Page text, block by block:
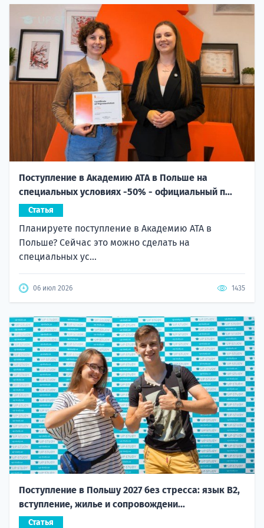
Поступление в Академию ATA в Польше на
специальных условиях -50% - официальный п...
Статья
Планируете поступление в Академию ATA в
Польше? Сейчас это можно сделать на
специальных ус...
06 июл 2026 1435
Поступление в Польшу 2027 без стресса: язык B2,
вступление, жилье и сопровождени...
Статья